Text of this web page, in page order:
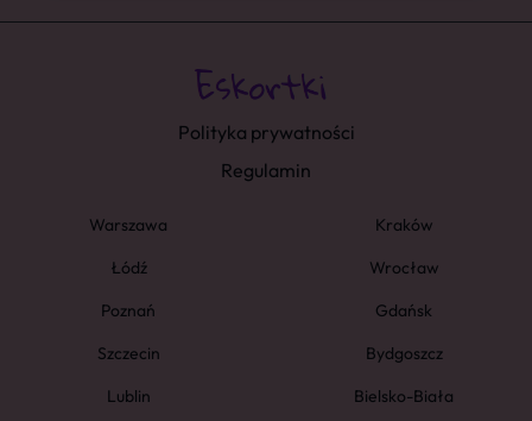
Polityka prywatności
Regulamin
Warszawa
Kraków
Łódź
Wrocław
Poznań
Gdańsk
Szczecin
Bydgoszcz
Lublin
Bielsko-Biała